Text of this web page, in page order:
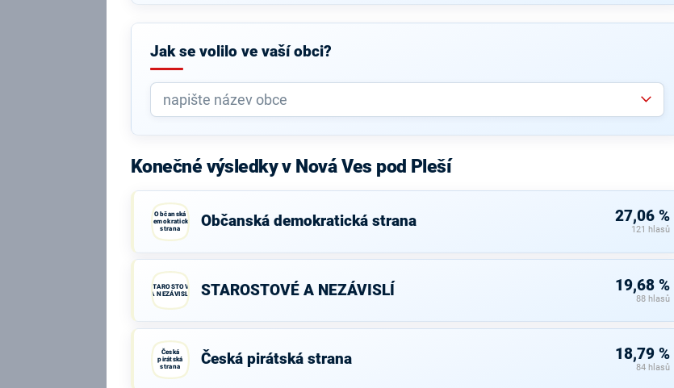
Jak se volilo ve vaší obci?
Konečné výsledky v Nová Ves pod Pleší
Občanská
demokratická
strana
Občanská demokratická strana 27,06 %
121 hlasů
STAROSTOVÉ
A NEZÁVISLÍ
STAROSTOVÉ A NEZÁVISLÍ 19,68 %
88 hlasů
Česká
pirátská
strana
Česká pirátská strana 18,79 %
84 hlasů